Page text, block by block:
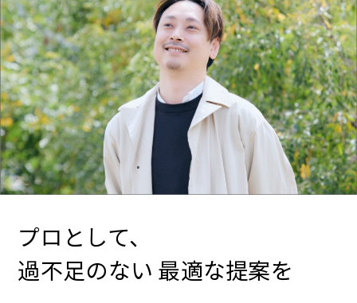
プロとして、
過不足のない 最適な提案を